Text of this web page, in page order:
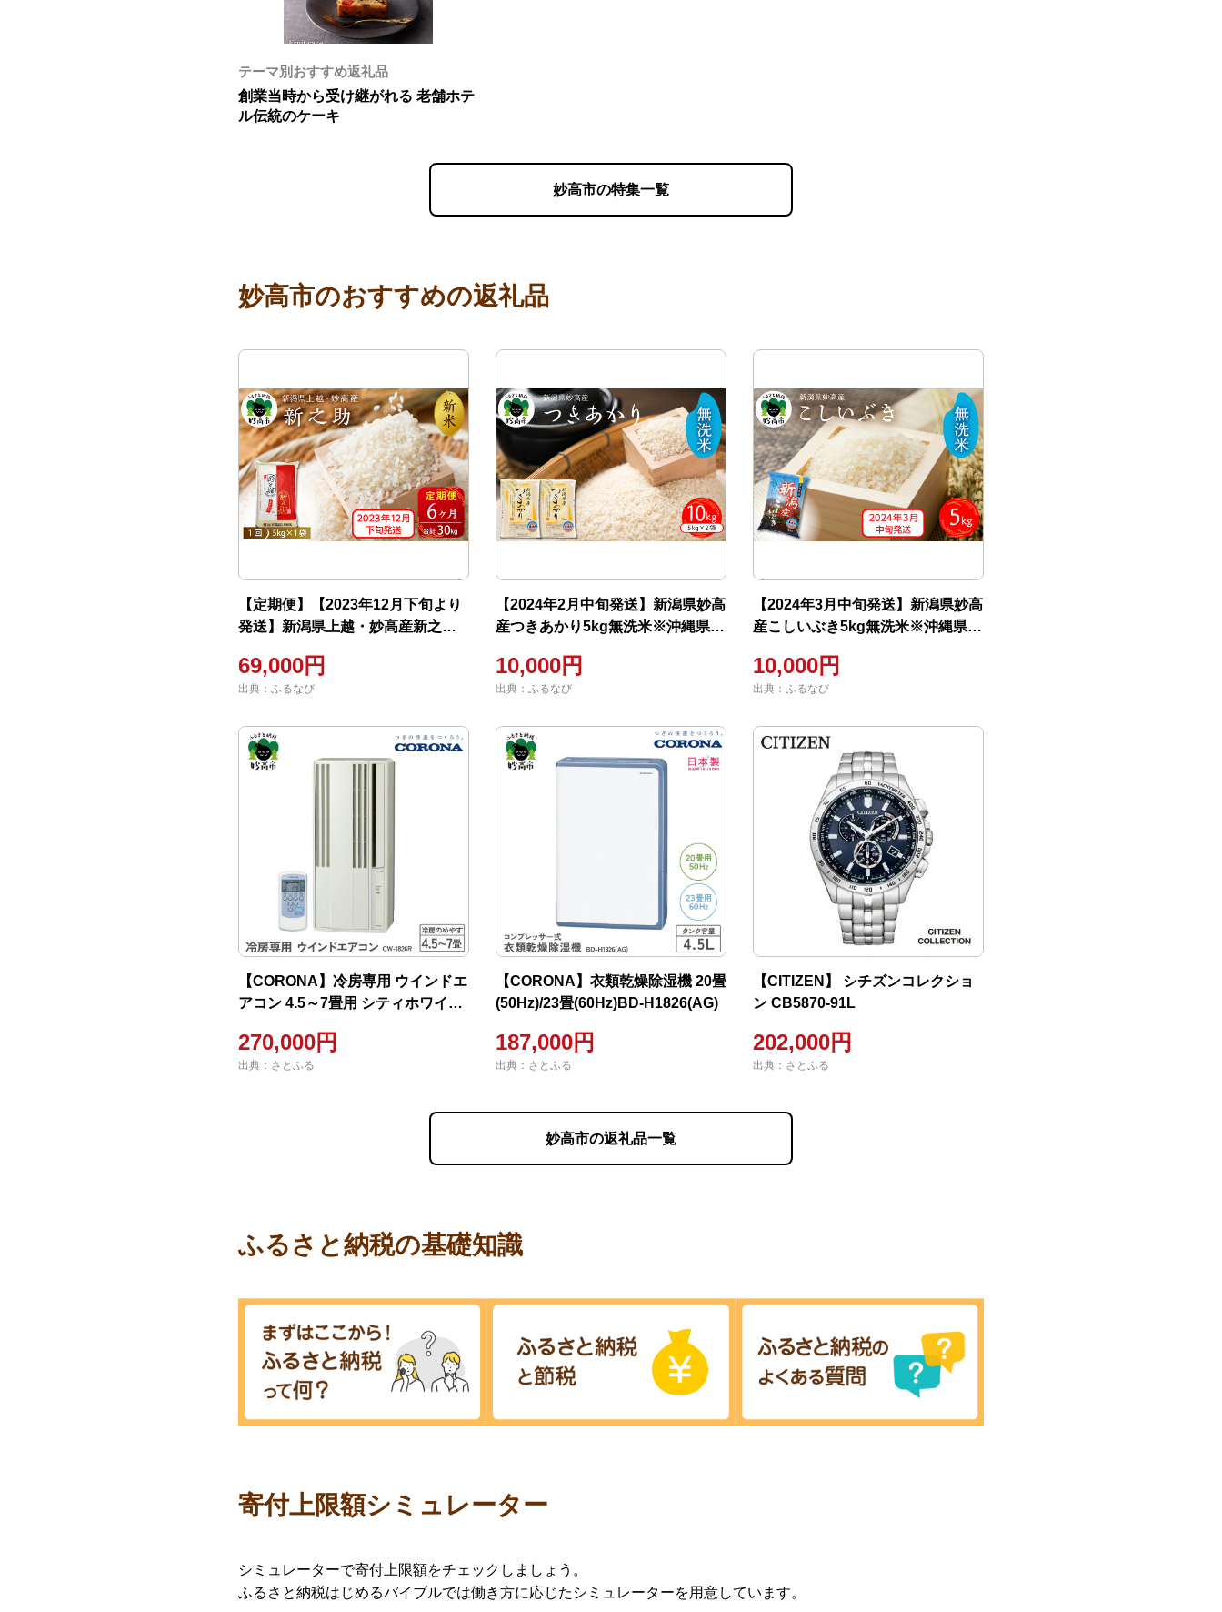
テーマ別おすすめ返礼品
創業当時から受け継がれる 老舗ホテ
ル伝統のケーキ
妙高市の特集一覧
妙高市のおすすめの返礼品
【定期便】【2023年12月下旬より
発送】新潟県上越・妙高産新之助
島配送不可
69,000円
出典：ふるなび
【2024年2月中旬発送】新潟県妙高
産つきあかり5kg無洗米※沖縄県・
10,000円
出典：ふるなび
【2024年3月中旬発送】新潟県妙高
産こしいぶき5kg無洗米※沖縄県・
10,000円
出典：ふるなび
【CORONA】冷房専用 ウインドエ
アコン 4.5～7畳用 シティホワイト
270,000円
出典：さとふる
【CORONA】衣類乾燥除湿機 20畳
(50Hz)/23畳(60Hz)BD-H1826(AG)
187,000円
出典：さとふる
【CITIZEN】 シチズンコレクショ
ン CB5870-91L
202,000円
出典：さとふる
妙高市の返礼品一覧
ふるさと納税の基礎知識
寄付上限額シミュレーター
シミュレーターで寄付上限額をチェックしましょう。
ふるさと納税はじめるバイブルでは働き方に応じたシミュレーターを用意しています。